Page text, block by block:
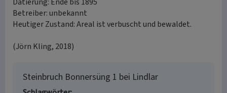
Betreiber: unbekannt
Heutiger Zustand: Areal ist verbuscht und bewaldet.
(Jörn Kling, 2018)
Steinbruch Bonnersüng 1 bei Lindlar